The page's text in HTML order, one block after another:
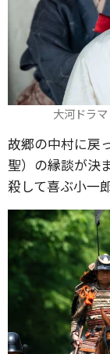
大河ドラ
故郷の中村に戻
聖）の縁談が決
殺して喜ぶ小一